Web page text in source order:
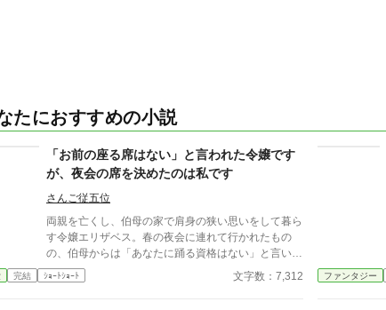
たにおすすめの小説
「お前の座る席はない」と言われた令嬢です
が、夜会の席を決めたのは私です
さんご従五位
両親を亡くし、伯母の家で肩身の狭い思いをして暮ら
す令嬢エリザベス。春の夜会に連れて行かれたもの
の、伯母からは「あなたに踊る資格はない」と言い渡
され、壁際で大人しくしているよう命じられてしま
う。 けれどその夜会の来客名簿も席順も贈答品の順
完結 ｼｮｰﾄｼｮｰﾄ 文字数：7,312 ファンタジー